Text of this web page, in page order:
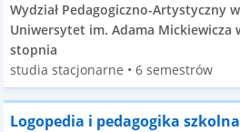
Wydział Pedagogiczno-Artystyczny
Uniwersytet im. Adama Mickiewicza
stopnia
studia stacjonarne • 6 semestrów
Logopedia i pedagogika szkolna